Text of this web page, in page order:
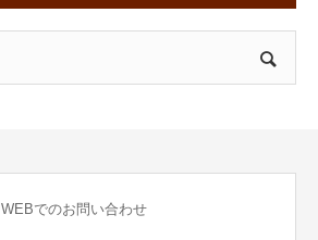
WEBでのお問い合わせ